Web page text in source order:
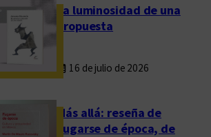
La luminosidad de una
propuesta
16 de julio de 2026
Más allá: reseña de
Fugarse de época, de